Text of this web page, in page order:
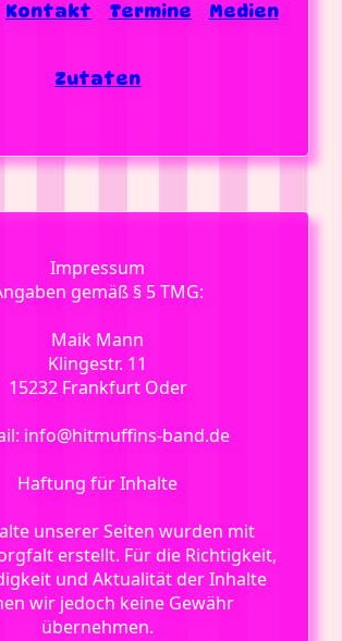
Kontakt Termine Medien
Zutaten
Impressum
gemäß § 5 TMG:
Maik Mann
Klingestr. 11
15232 Frankfurt Oder
info@hitmuffins-band.de
Haftung für Inhalte
unserer Seiten wurden mit
erstellt. Für die Richtigkeit,
und Aktualität der Inhalte
wir jedoch keine Gewähr
übernehmen.